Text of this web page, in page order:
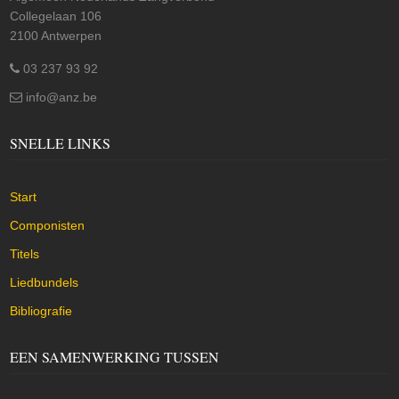
Collegelaan 106
2100 Antwerpen
03 237 93 92
info@anz.be
SNELLE LINKS
Start
Componisten
Titels
Liedbundels
Bibliografie
EEN SAMENWERKING TUSSEN